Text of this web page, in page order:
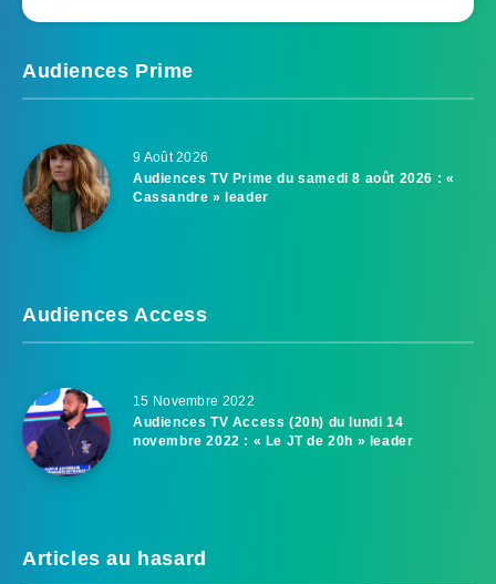
Audiences Prime
9 Août 2026
Audiences TV Prime du samedi 8 août 2026 : «
Cassandre » leader
Audiences Access
15 Novembre 2022
Audiences TV Access (20h) du lundi 14
novembre 2022 : « Le JT de 20h » leader
Articles au hasard